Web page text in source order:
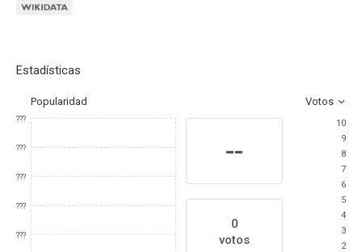
Estadísticas
Popularidad Votos
???
???
???
???
???
--
0
votos
10
9
8
7
6
5
4
3
2